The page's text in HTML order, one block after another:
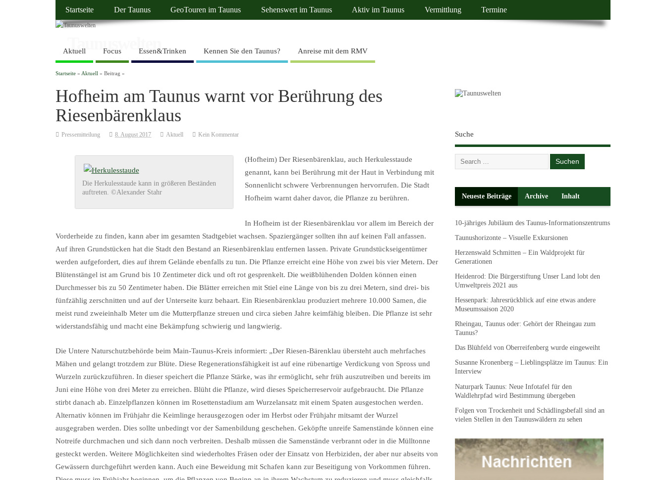
Startseite Der Taunus GeoTouren im Taunus Sehenswert im Taunus Aktiv im Taunus Vermittlung Termine
Taunuswelten
Geotourismus und Kulturlandschaft
Aktuell Focus Essen&Trinken Kennen Sie den Taunus? Anreise mit dem RMV
Startseite » Aktuell » Beitrag »
Hofheim am Taunus warnt vor Berührung des
Riesenbärenklaus
Pressemitteilung 8. August 2017 Aktuell Kein Kommentar
Die Herkulesstaude kann in größeren Beständen
auftreten. ©Alexander Stahr
(Hofheim) Der Riesenbärenklau, auch Herkulesstaude
genannt, kann bei Berührung mit der Haut in Verbindung mit
Sonnenlicht schwere Verbrennungen hervorrufen. Die Stadt
Hofheim warnt daher davor, die Pflanze zu berühren.
In Hofheim ist der Riesenbärenklau vor allem im Bereich der
Vorderheide zu finden, kann aber im gesamten Stadtgebiet wachsen. Spaziergänger sollten ihn auf keinen Fall anfassen.
Auf ihren Grundstücken hat die Stadt den Bestand an Riesenbärenklau entfernen lassen. Private Grundstückseigentümer
werden aufgefordert, dies auf ihrem Gelände ebenfalls zu tun. Die Pflanze erreicht eine Höhe von zwei bis vier Metern. Der
Blütenstängel ist am Grund bis 10 Zentimeter dick und oft rot gesprenkelt. Die weißblühenden Dolden können einen
Durchmesser bis zu 50 Zentimeter haben. Die Blätter erreichen mit Stiel eine Länge von bis zu drei Metern, sind drei- bis
fünfzählig zerschnitten und auf der Unterseite kurz behaart. Ein Riesenbärenklau produziert mehrere 10.000 Samen, die
meist rund zweieinhalb Meter um die Mutterpflanze streuen und circa sieben Jahre keimfähig bleiben. Die Pflanze ist sehr
widerstandsfähig und macht eine Bekämpfung schwierig und langwierig.
Die Untere Naturschutzbehörde beim Main-Taunus-Kreis informiert: „Der Riesen-Bärenklau übersteht auch mehrfaches
Mähen und gelangt trotzdem zur Blüte. Diese Regenerationsfähigkeit ist auf eine rübenartige Verdickung von Spross und
Wurzeln zurückzuführen. In dieser speichert die Pflanze Stärke, was ihr ermöglicht, sehr früh auszutreiben und bereits im
Juni eine Höhe von drei Meter zu erreichen. Blüht die Pflanze, wird dieses Speicherreservoir aufgebraucht. Die Pflanze
stirbt danach ab. Einzelpflanzen können im Rosettenstadium am Wurzelansatz mit einem Spaten ausgestochen werden.
Alternativ können im Frühjahr die Keimlinge herausgezogen oder im Herbst oder Frühjahr mitsamt der Wurzel
ausgegraben werden. Dies sollte unbedingt vor der Samenbildung geschehen. Geköpfte unreife Samenstände können eine
Notreife durchmachen und sich dann noch verbreiten. Deshalb müssen die Samenstände verbrannt oder in die Mülltonne
gesteckt werden. Weitere Möglichkeiten sind wiederholtes Fräsen oder der Einsatz von Herbiziden, der aber nur abseits von
Gewässern durchgeführt werden kann. Auch eine Beweidung mit Schafen kann zur Beseitigung von Vorkommen führen.
Suche
Neueste Beiträge Archive Inhalt
10-jähriges Jubiläum des Taunus-Informationszentrums
Taunushorizonte – Visuelle Exkursionen
Herzenswald Schmitten – Ein Waldprojekt für
Generationen
Heidenrod: Die Bürgerstiftung Unser Land lobt den
Umweltpreis 2021 aus
Hessenpark: Jahresrückblick auf eine etwas andere
Museumssaison 2020
Rheingau, Taunus oder: Gehört der Rheingau zum
Taunus?
Das Blühfeld von Oberreifenberg wurde eingeweiht
Susanne Kronenberg – Lieblingsplätze im Taunus: Ein
Interview
Naturpark Taunus: Neue Infotafel für den
Waldlehrpfad wird Bestimmung übergeben
Folgen von Trockenheit und Schädlingsbefall sind an
vielen Stellen in den Taunuswäldern zu sehen